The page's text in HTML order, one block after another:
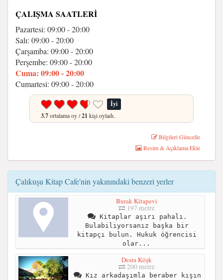
ÇALIŞMA SAATLERI
Pazartesi: 09:00 - 20:00
Salı: 09:00 - 20:00
Çarşamba: 09:00 - 20:00
Perşembe: 09:00 - 20:00
Cuma: 09:00 - 20:00
Cumartesi: 09:00 - 20:00
İyi
3.7ortalama oy /21 kişi oyladı.
Bilgileri Güncelle
Resim & Açıklama Ekle
Çalıkuşu Kitap Cafe'nin yakınındaki benzeri yerler
Burak Kitapevi
197 metre
Kitaplar aşırı pahalı.
Bulabiliyorsanız başka bir
kitapçı bulun. Hukuk öğrencisi
olar...
Desra Köşk
200 metre
Kız arkadaşımla beraber kışın